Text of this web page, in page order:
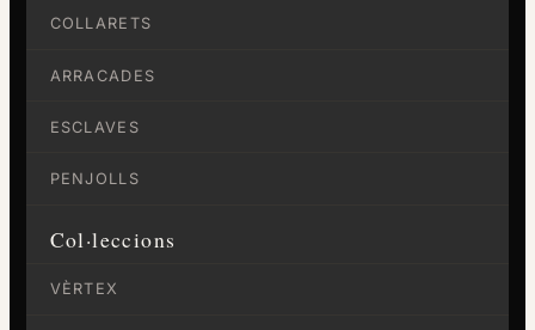
COLLARETS
ARRACADES
ESCLAVES
PENJOLLS
Col·leccions
VÈRTEX